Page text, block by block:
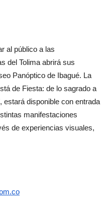
al público a las
del Tolima abrirá sus
Panóptico de Ibagué. La
de Fiesta: de lo sagrado a
estará disponible con entrada
manifestaciones
de experiencias visuales,